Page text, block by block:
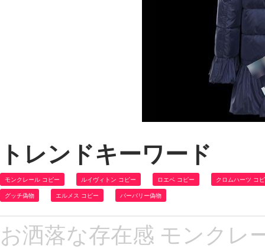
トレンドキーワード
モンクレール コピー ルイヴィトン コピー ロエベ コピー クロムハーツ コ
グッチ偽物 エルメス コピー バーバリー偽物
お洒落な存在感 モンクレ